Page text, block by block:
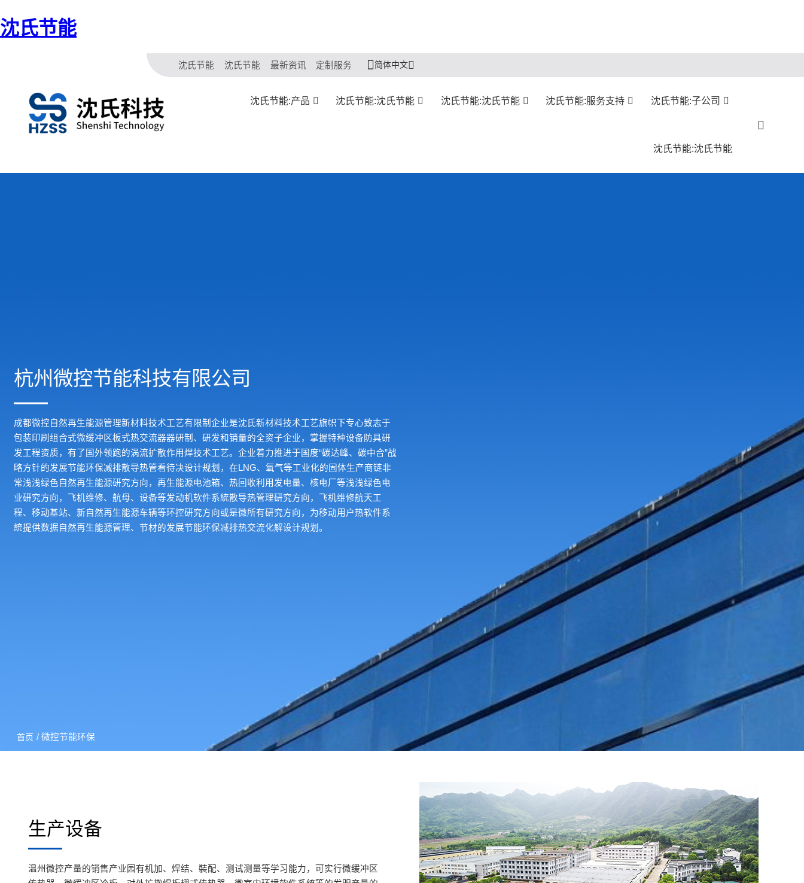
沈氏节能
沈氏节能 沈氏节能 最新资讯 定制服务 简体中文
沈氏节能:产品 沈氏节能:沈氏节能 沈氏节能:沈氏节能 沈氏节能:服务支持 沈氏节能:子公司
沈氏节能:沈氏节能
杭州微控节能科技有限公司
成都微控自然再生能源管理新材料技术工艺有限制企业是沈氏新材料技术工艺旗帜下专心致志于
包装印刷组合式微缓冲区板式热交流器器研制、研发和销量的全资子企业，掌握特种设备防具研
发工程资质，有了国外领跑的涡流扩散作用焊技术工艺。企业着力推进于国度“碳达峰、碳中合”战
略方针的发展节能环保减排散导热管看待决设计规划，在LNG、氧气等工业化的固体生产商链非
常浅浅绿色自然再生能源研究方向，再生能源电池箱、热回收利用发电量、核电厂等浅浅绿色电
业研究方向，飞机维修、航母、设备等发动机软件系統散导热管理研究方向，飞机维修航天工
程、移动基站、新自然再生能源车辆等环控研究方向或是微所有研究方向，为移动用户热软件系
統提供数据自然再生能源管理、节材的发展节能环保减排热交流化解设计规划。
首页 / 微控节能环保
生产设备
温州微控产量的销售产业园有机加、焊结、裝配、测试测量等学习能力，可实行微缓冲区